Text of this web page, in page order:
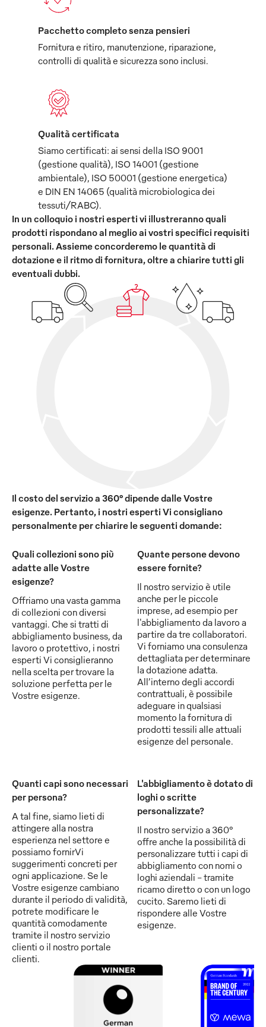
Pacchetto completo senza pensieri
Fornitura e ritiro, manutenzione, riparazione,
controlli di qualità e sicurezza sono inclusi.
Qualità certificata
Siamo certificati: ai sensi della ISO 9001
(gestione qualità), ISO 14001 (gestione
ambientale), ISO 50001 (gestione energetica)
e DIN EN 14065 (qualità microbiologica dei
tessuti/RABC).
In un colloquio i nostri esperti vi illustreranno quali
prodotti rispondano al meglio ai vostri specifici requisiti
personali. Assieme concorderemo le quantità di
dotazione e il ritmo di fornitura, oltre a chiarire tutti gli
eventuali dubbi.
Il costo del servizio a 360° dipende dalle Vostre
esigenze. Pertanto, i nostri esperti Vi consigliano
personalmente per chiarire le seguenti domande:
Quali collezioni sono più
adatte alle Vostre
esigenze?
Offriamo una vasta gamma
di collezioni con diversi
vantaggi. Che si tratti di
abbigliamento business, da
lavoro o protettivo, i nostri
esperti Vi consiglieranno
nella scelta per trovare la
soluzione perfetta per le
Vostre esigenze.
Quante persone devono
essere fornite?
Il nostro servizio è utile
anche per le piccole
imprese, ad esempio per
l'abbigliamento da lavoro a
partire da tre collaboratori.
Vi forniamo una consulenza
dettagliata per determinare
la dotazione adatta.
All’interno degli accordi
contrattuali, è possibile
adeguare in qualsiasi
momento la fornitura di
prodotti tessili alle attuali
esigenze del personale.
Quanti capi sono necessari
per persona?
A tal fine, siamo lieti di
attingere alla nostra
esperienza nel settore e
possiamo fornirVi
suggerimenti concreti per
ogni applicazione. Se le
Vostre esigenze cambiano
durante il periodo di validità,
potrete modificare le
quantità comodamente
tramite il nostro servizio
clienti o il nostro portale
clienti.
L'abbigliamento è dotato di
loghi o scritte
personalizzate?
Il nostro servizio a 360°
offre anche la possibilità di
personalizzare tutti i capi di
abbigliamento con nomi o
loghi aziendali - tramite
ricamo diretto o con un logo
cucito. Saremo lieti di
rispondere alle Vostre
esigenze.